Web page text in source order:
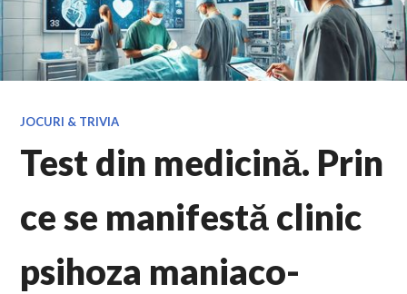
JOCURI & TRIVIA
Test din medicină. Prin
ce se manifestă clinic
psihoza maniaco-